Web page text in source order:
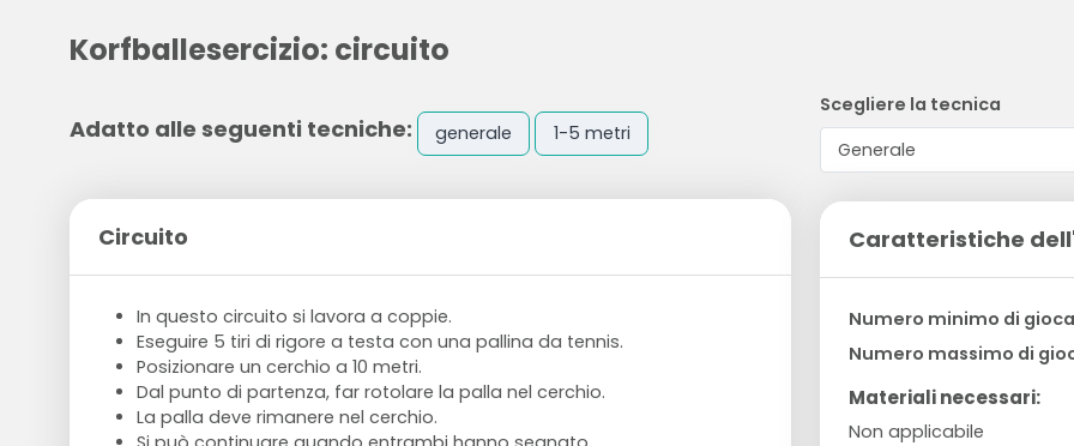
Korfballesercizio: circuito
Adatto alle seguenti tecniche: generale 1-5 metri
Circuito
In questo circuito si lavora a coppie.
Eseguire 5 tiri di rigore a testa con una pallina da tennis.
Posizionare un cerchio a 10 metri.
Dal punto di partenza, far rotolare la palla nel cerchio.
La palla deve rimanere nel cerchio.
Scegliere la tecnica
Caratteristiche
Numero minimo di
Numero massimo di
Materiali necessari:
Non applicabile